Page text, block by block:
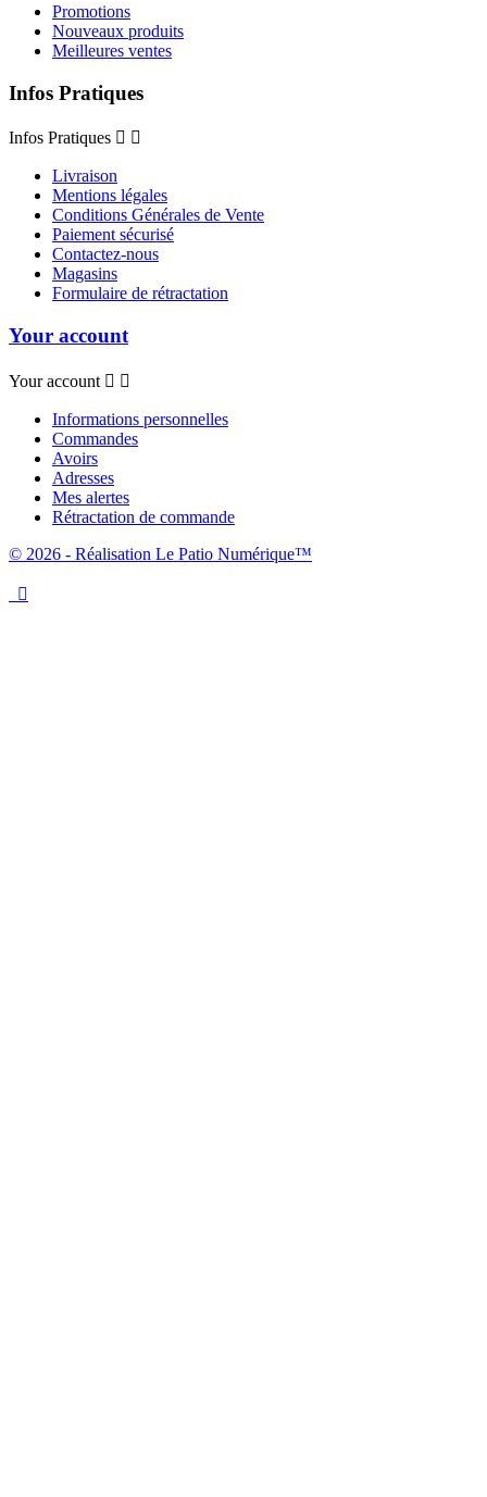
Promotions
Nouveaux produits
Meilleures ventes
Infos Pratiques
Infos Pratiques  
Livraison
Mentions légales
Conditions Générales de Vente
Paiement sécurisé
Contactez-nous
Magasins
Formulaire de rétractation
Your account
Your account  
Informations personnelles
Commandes
Avoirs
Adresses
Mes alertes
Rétractation de commande
© 2026 - Réalisation Le Patio Numérique™
